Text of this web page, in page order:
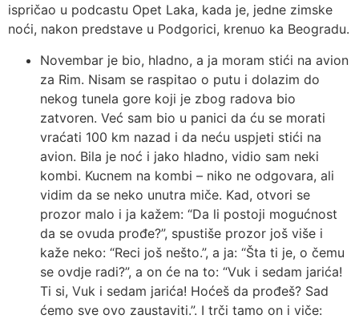
ispričao u podcastu Opet Laka, kada je, jedne zimske
noći, nakon predstave u Podgorici, krenuo ka Beogradu.
Novembar je bio, hladno, a ja moram stići na avion
za Rim. Nisam se raspitao o putu i dolazim do
nekog tunela gore koji je zbog radova bio
zatvoren. Već sam bio u panici da ću se morati
vraćati 100 km nazad i da neću uspjeti stići na
avion. Bila je noć i jako hladno, vidio sam neki
kombi. Kucnem na kombi – niko ne odgovara, ali
vidim da se neko unutra miče. Kad, otvori se
prozor malo i ja kažem: “Da li postoji mogućnost
da se ovuda prođe?”, spustiše prozor još više i
kaže neko: “Reci još nešto.”, a ja: “Šta ti je, o čemu
se ovdje radi?”, a on će na to: “Vuk i sedam jarića!
Ti si, Vuk i sedam jarića! Hoćeš da prođeš? Sad
ćemo sve ovo zaustaviti.”. I trči tamo on i viče: